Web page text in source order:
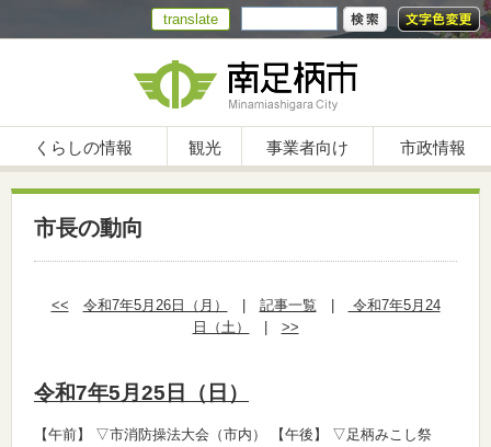
translate
くらしの情報 観光 事業者向け 市政情報
市長の動向
<< 令和7年5月26日（月） 記事一覧
令和7年5月24
日（土）
>>
令和7年5月25日（日）
【午前】 ▽市消防操法大会（市内） 【午後】
▽足柄みこし祭